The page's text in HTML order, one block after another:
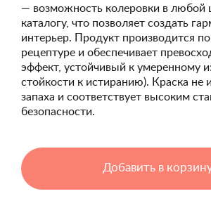
— возможность колеровки в любой
каталогу, что позволяет создать
интерьер. Продукт производится
рецептуре и обеспечивает
эффект, устойчивый к умеренному
стойкости к истиранию). Краска не
запаха и соответствует высоким
безопасности.
Добавить в